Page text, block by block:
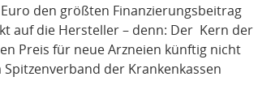
den größten Finanzierungsbeitrag
auf die Hersteller – denn: Der Kern der
Preis für neue Arzneien künftig nicht
der Krankenkassen